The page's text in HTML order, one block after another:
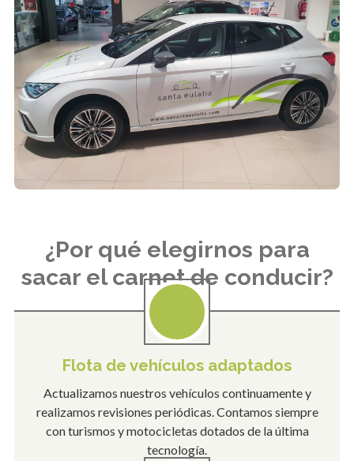
¿Por qué elegirnos para
sacar el carnet de conducir?
Flota de vehículos adaptados
Actualizamos nuestros vehículos continuamente y
realizamos revisiones periódicas. Contamos siempre
con turismos y motocicletas dotados de la última
tecnología.